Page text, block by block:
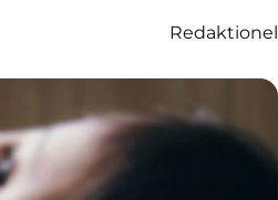
Redaktionel